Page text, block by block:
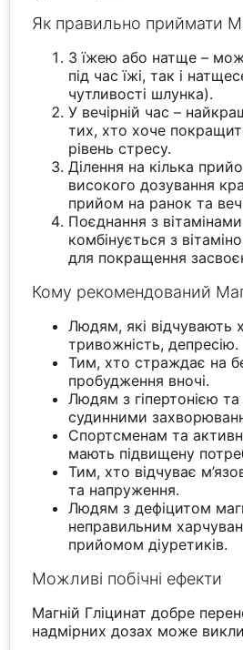
Як правильно приймати
З їжею або натще –
під час їжі, так і
чутливості шлунка).
У вечірній час –
тих, хто хоче
рівень стресу.
Ділення на кілька
високого дозування
прийом на ранок та
Поєднання з
комбінується з
для покращення
Кому рекомендований
Людям, які відчувають
тривожність, депресію.
Тим, хто страждає на
пробудження вночі.
Людям з гіпертонією
судинними
Спортсменам та
мають підвищену
Тим, хто відчуває
та напруження.
Людям з дефіцитом
неправильним
прийомом діуретиків.
Можливі побічні ефекти
Магній Гліцинат добре
надмірних дозах може